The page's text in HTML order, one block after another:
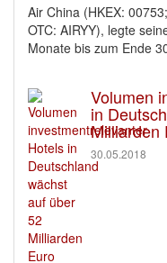
Air China (HKEX:
OTC: AIRYY), legte
Monate bis zum Ende
Volumen
in
Milliarden
30.05.2018